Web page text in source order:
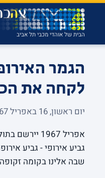
הבית של אוהדי מכבי תל אביב
הגמר
לקחה את
יום ראשון, 16 באפריל 1967 · מערכת צהבת
אפריל
גביע אירופי - גביע
שבה אלינו בקומה